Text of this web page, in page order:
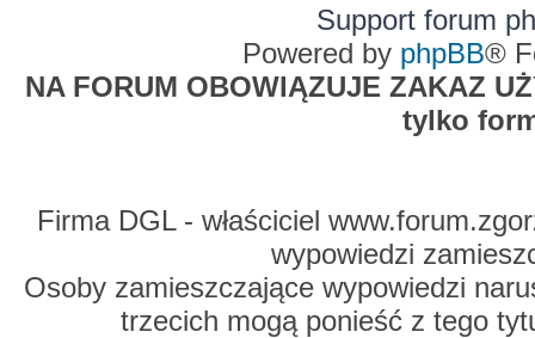
Support forum
Powered by phpBB®
NA FORUM OBOWIĄZUJE ZAKAZ
tylko
Firma DGL - właściciel
wypowiedzi
Osoby zamieszczające wypowiedzi
trzecich mogą ponieść z tego